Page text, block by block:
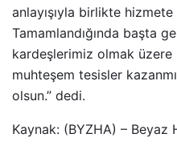
anlayışıyla birlikte
Tamamlandığında başta
kardeşlerimiz olmak üzere
muhteşem tesisler
olsun.” dedi.
Kaynak: (BYZHA) – Beyaz